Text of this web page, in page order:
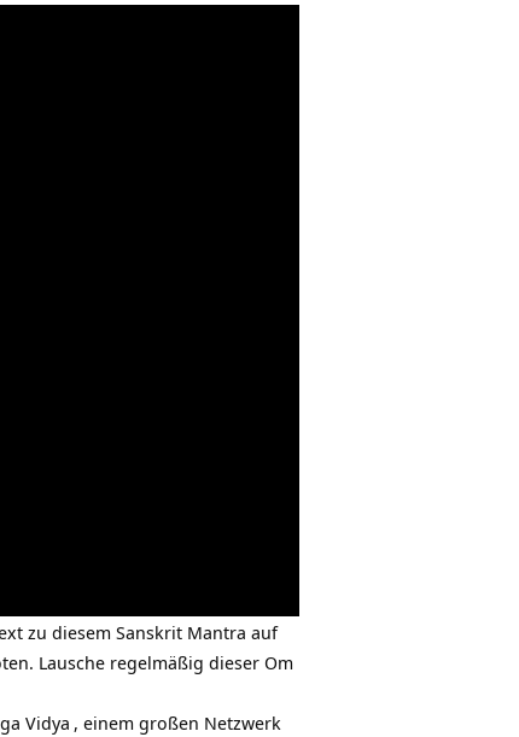
zu diesem Sanskrit Mantra auf
Lausche regelmäßig dieser Om
Vidya , einem großen Netzwerk